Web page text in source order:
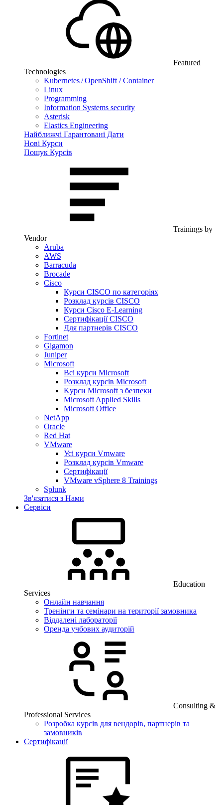
Featured
Technologies
Kubernetes / OpenShift / Container
Linux
Programming
Information Systems security
Asterisk
Elastics Engineering
Найближчі Гарантовані Дати
Нові Курси
Пошук Курсів
Trainings by
Vendor
Aruba
AWS
Barracuda
Brocade
Cisco
Курси CISCO по категоріях
Розклад курсів CISCO
Курси Cisco E-Learning
Сертифікації CISCO
Для партнерів CISCO
Fortinet
Gigamon
Juniper
Microsoft
Всі курси Microsoft
Розклад курсів Microsoft
Kyрси Microsoft з безпеки
Microsoft Applied Skills
Microsoft Office
NetApp
Oracle
Red Hat
VMware
Усі курси Vmware
Розклад курсів Vmware
Сертифікації
VMware vSphere 8 Trainings
Splunk
Зв'язатися з Нами
Сервіси
Education
Services
Онлайн навчання
Тренінги та семінари на території замовника
Віддалені лабораторії
Оренда учбових аудиторій
Consulting &
Professional Services
Розробка курсів для вендорів, партнерів та
замовників
Сертифікації